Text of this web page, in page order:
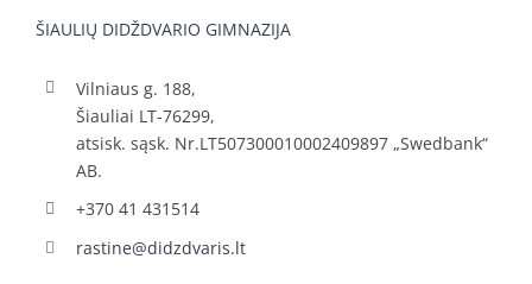
ŠIAULIŲ DIDŽDVARIO GIMNAZIJA
Vilniaus g. 188,
Šiauliai LT-76299,
atsisk. sąsk. Nr.LT507300010002409897 „Swedbank“
AB.
+370 41 431514
rastine@didzdvaris.lt